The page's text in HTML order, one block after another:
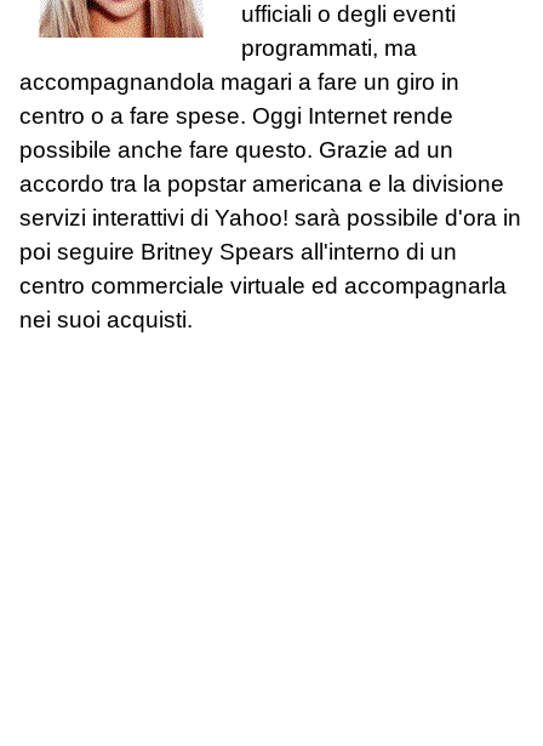
ufficiali o degli eventi
programmati, ma
accompagnandola magari a fare un giro in
centro o a fare spese. Oggi Internet rende
possibile anche fare questo. Grazie ad un
accordo tra la popstar americana e la divisione
servizi interattivi di Yahoo! sarà possibile d'ora in
poi seguire Britney Spears all'interno di un
centro commerciale virtuale ed accompagnarla
nei suoi acquisti.